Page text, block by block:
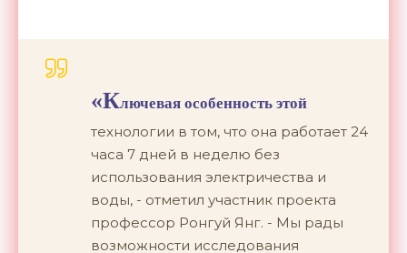
«Ключевая особенность этой
технологии в том, что она работает 24
часа 7 дней в неделю без
использования электричества и
воды, - отметил участник проекта
профессор Ронгуй Янг. - Мы рады
возможности исследования